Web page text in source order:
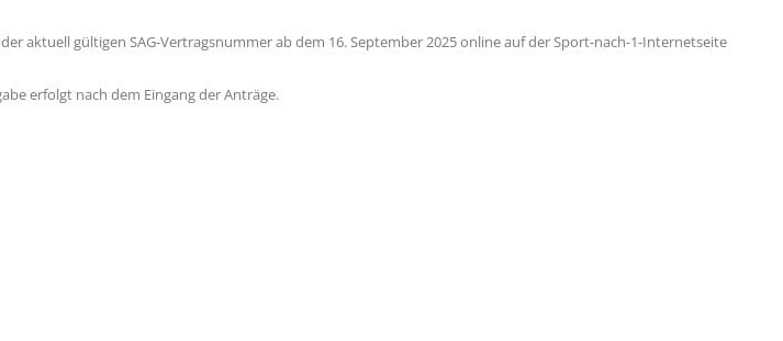
aktuell gültigen SAG-Vertragsnummer ab dem 16. September 2025 online auf der Sport-nach-1-Internetseite
erfolgt nach dem Eingang der Anträge.